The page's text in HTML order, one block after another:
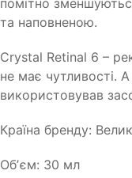
та наповненою.
Crystal Retinal 6 –
не має чутливості.
використовував
Країна бренду:
Обʼєм: 30 мл